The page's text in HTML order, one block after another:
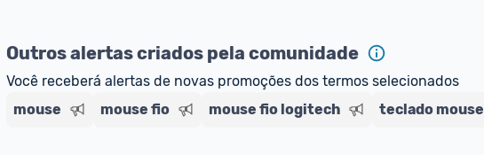
Outros alertas criados pela comunidade
Você receberá alertas de novas promoções dos termos selecionados
mouse
mouse fio mouse fio logitech teclado mouse